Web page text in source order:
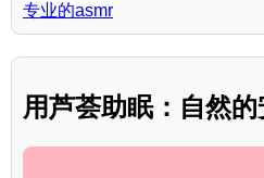
专业的asmr
用芦荟助眠：自然